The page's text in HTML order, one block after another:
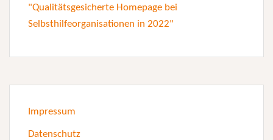
Impressum
Datenschutz